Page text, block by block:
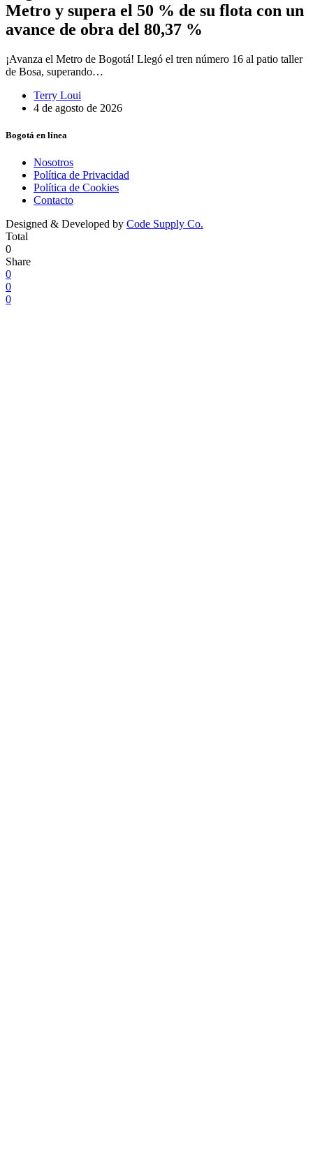
Metro y supera el 50 % de su flota con un
avance de obra del 80,37 %
¡Avanza el Metro de Bogotá! Llegó el tren número 16 al patio taller
de Bosa, superando…
Terry Loui
4 de agosto de 2026
Bogotá en línea
Nosotros
Política de Privacidad
Política de Cookies
Contacto
Designed & Developed by Code Supply Co.
Total
0
Share
0
0
0